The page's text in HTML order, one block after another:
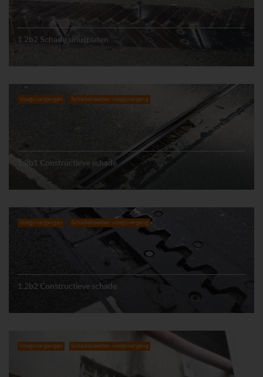
1.2b2 Schade sinusplaten
Voegovergangen Schadebeelden voegovergang
1.2b1 Constructieve schade
Voegovergangen Schadebeelden voegovergang
1.2b2 Constructieve schade
Voegovergangen Schadebeelden voegovergang